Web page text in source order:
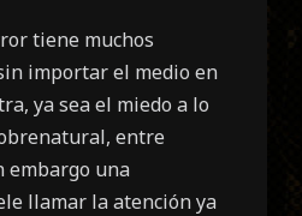
tiene muchos
importar el medio en
ya sea el miedo a lo
entre
embargo una
llamar la atención ya